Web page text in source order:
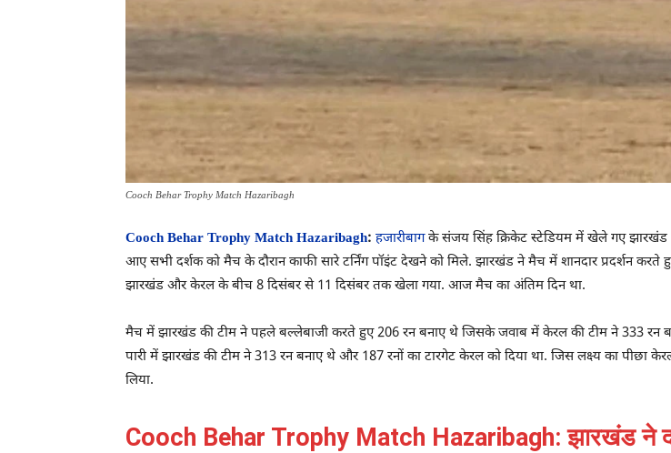
Cooch Behar Trophy Match Hazaribagh
Cooch Behar Trophy Match Hazaribagh: हजारीबागके संजय सिंह क्रिकेट स्टेडियम में खेले गए झारखंड
आए सभी दर्शक को मैच के दौरान काफी सारे टर्निंग पॉइंट देखने को मिले. झारखंड ने मैच में शानदार प्रदर्शन
झारखंड और केरल के बीच 8 दिसंबर से 11 दिसंबर तक खेला गया. आज मैच का अंतिम दिन था.
मैच में झारखंड की टीम ने पहले बल्लेबाजी करते हुए 206 रन बनाए थे जिसके जवाब में केरल की टीम ने 333 रन
पारी में झारखंड की टीम ने 313 रन बनाए थे और 187 रनों का टारगेट केरल को दिया था. जिस लक्ष्य का
लिया.
Cooch Behar Trophy Match Hazaribagh: झारखंड ने